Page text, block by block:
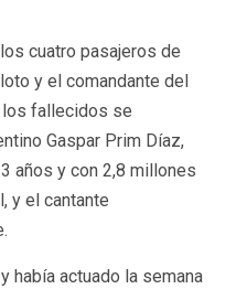
cuatro pasajeros de
y el comandante del
los fallecidos se
Gaspar Prim Díaz,
años y con 2,8 millones
y el cantante
había actuado la semana